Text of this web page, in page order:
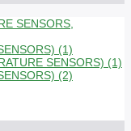
SENSORS,
(1)
SENSORS) (1)
(2)